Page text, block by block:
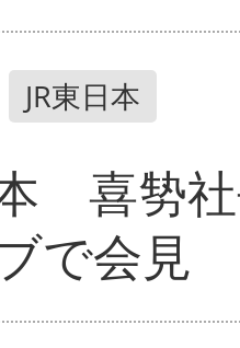
JR東日本
喜㔟
で会見